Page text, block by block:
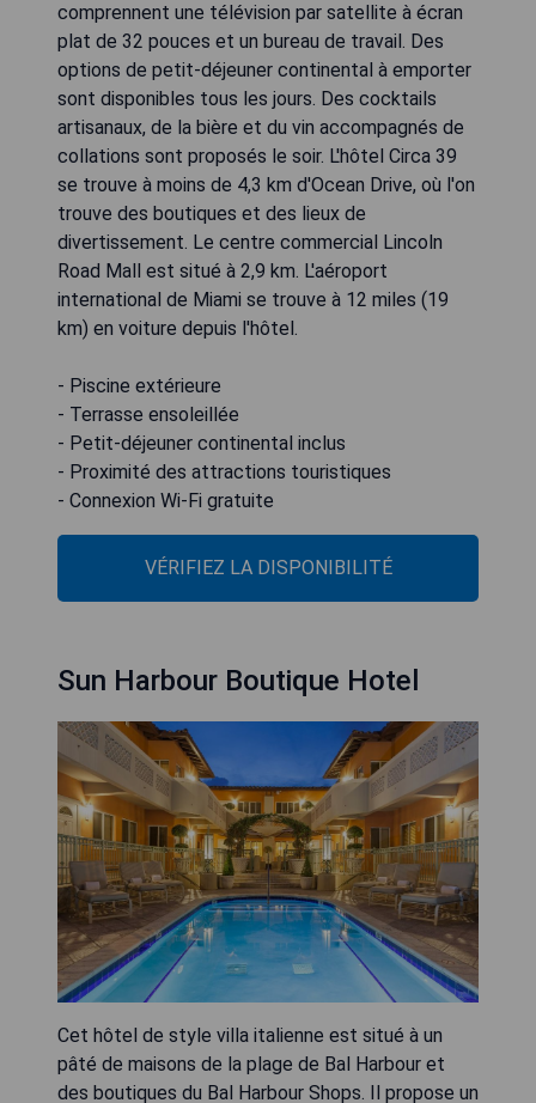
comprennent une télévision par satellite à écran
plat de 32 pouces et un bureau de travail. Des
options de petit-déjeuner continental à emporter
sont disponibles tous les jours. Des cocktails
artisanaux, de la bière et du vin accompagnés de
collations sont proposés le soir. L'hôtel Circa 39
se trouve à moins de 4,3 km d'Ocean Drive, où l'on
trouve des boutiques et des lieux de
divertissement. Le centre commercial Lincoln
Road Mall est situé à 2,9 km. L'aéroport
international de Miami se trouve à 12 miles (19
km) en voiture depuis l'hôtel.
- Piscine extérieure
- Terrasse ensoleillée
- Petit-déjeuner continental inclus
- Proximité des attractions touristiques
- Connexion Wi-Fi gratuite
VÉRIFIEZ LA DISPONIBILITÉ
Sun Harbour Boutique Hotel
Cet hôtel de style villa italienne est situé à un
pâté de maisons de la plage de Bal Harbour et
des boutiques du Bal Harbour Shops. Il propose un